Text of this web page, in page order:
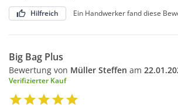
Hilfreich Ein Handwerker fand diese
Big Bag Plus
Bewertung von Müller Steffen am
Verifizierter Kauf